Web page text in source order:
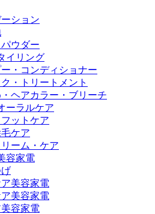
ション
ウダー
イリング
・コンディショナー
・トリートメント
ヘアカラー・ブリーチ
ーラルケア
ットケア
ケア
ーム・ケア
容家電
美容家電
美容家電
容家電